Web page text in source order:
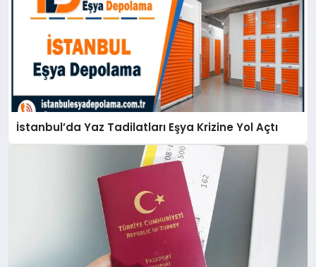
İstanbul’da Yaz Tadilatları Eşya Krizine Yol Açtı